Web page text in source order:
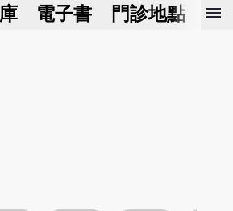
電子書 門診地點 預
menu